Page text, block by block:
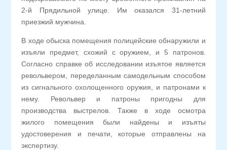
2-й Прядильной улице. Им оказался 31-летний
приезжий мужчина.
В ходе обыска помещения полицейские обнаружили и
изъяли предмет, схожий с оружием, и 5 патронов.
Согласно справке об исследовании изъятое является
револьвером, переделанным самодельным способом
из сигнального охолощенного оружия, и патронами к
нему. Револьвер и патроны пригодны для
производства выстрелов. Также в ходе осмотра
жилого помещения были найдены и изъяты
удостоверения и печати, которые отправлены на
экспертизу.